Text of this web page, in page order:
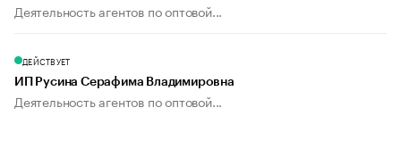
Деятельность агентов по оптовой...
ДЕЙСТВУЕТ
ИП Русина Серафима Владимировна
Деятельность агентов по оптовой...